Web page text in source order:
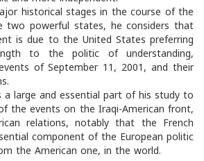
historical stages in the course of the
two powerful states, he considers that
is due to the United States preferring
to the politic of understanding,
of September 11, 2001, and their
a large and essential part of his study to
the events on the Iraqi-American front,
relations, notably that the French
component of the European politic
the American one, in the world.